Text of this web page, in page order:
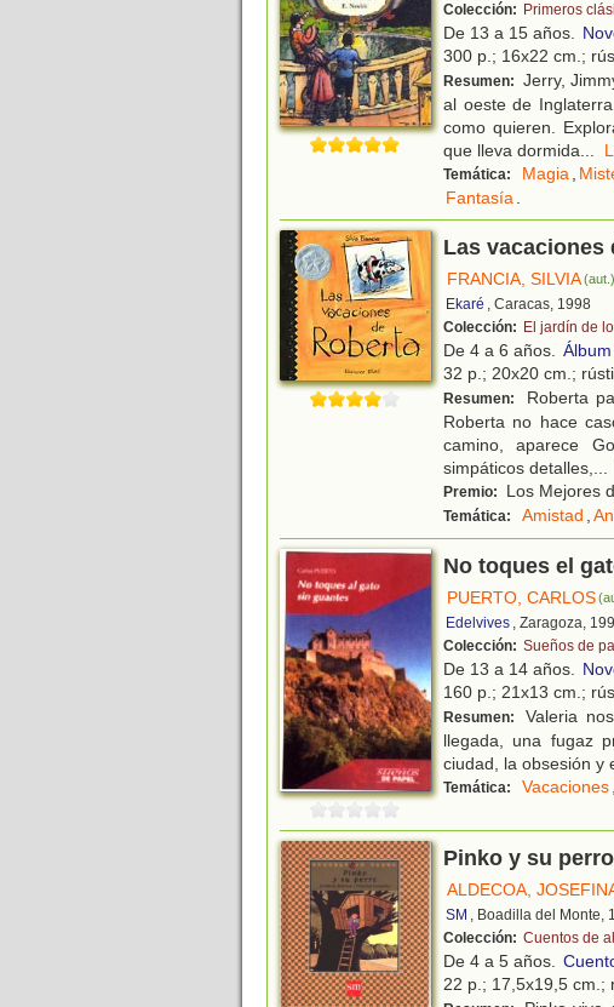
Colección: Primeros
De 13 a 15 años.
300 p.; 16x22 cm.;
Resumen: Jerry,
al oeste de
como quieren.
que lleva dormida...
Temática: Magia,
Fantasía.
Las vacaciones
FRANCIA, SILVIA(aut.)
Ekaré , Caracas, 1998
Colección: El jardín de
De 4 a 6 años.
32 p.; 20x20 cm.;
Resumen:
Roberta
Roberta no hace
camino, aparece
simpáticos detalles,...
Premio: Los Mejores
Temática: Amistad ,
No toques el
PUERTO, CARLOS
Edelvives , Zaragoza,
Colección: Sueños de
De 13 a 14 años.
160 p.; 21x13 cm.;
Resumen:
Valeria
llegada, una fugaz
ciudad, la obsesión y
Temática: Vacaciones,
Pinko y su perro
ALDECOA,
SM , Boadilla del Monte,
Colección: Cuentos de
De 4 a 5 años.
22 p.; 17,5x19,5 cm.;